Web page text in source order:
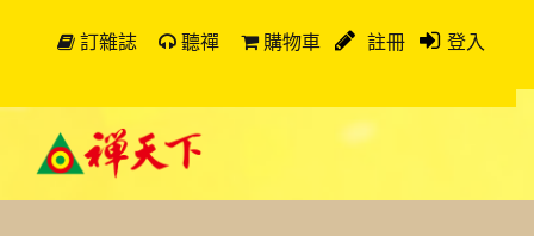
訂雜誌 聽禪 購物車 註冊 登入